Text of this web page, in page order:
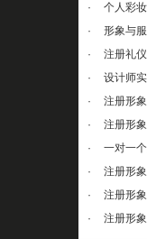
·
个人彩
·
形象与
·
注册礼
·
设计师
·
注册形
·
注册形
·
一对一
·
注册形
·
注册形
·
注册形